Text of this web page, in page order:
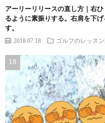
アーリーリリースの直し方｜右
るように素振りする。右肩を下
す。
2018.07.18 ゴルフのレッス